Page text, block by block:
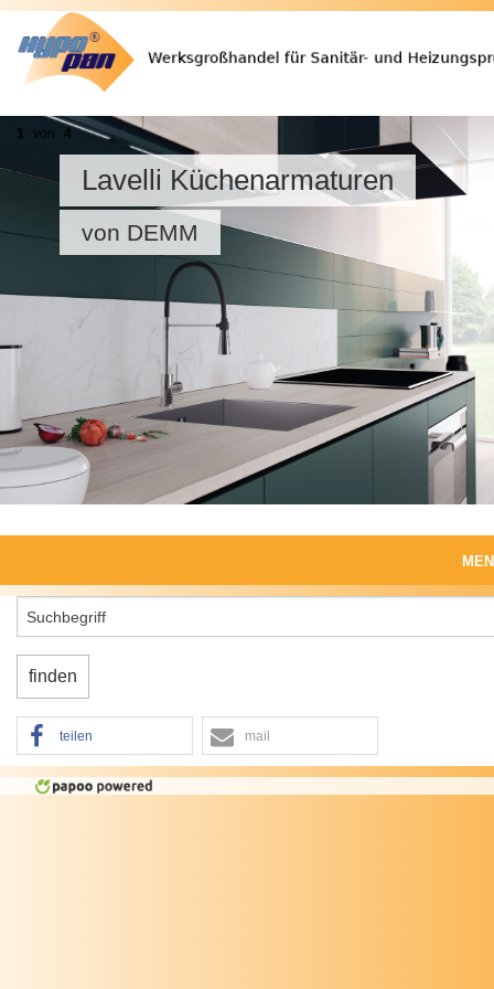
Lavelli Küchenarmaturen
von DEMM
1 von 4
Start
Produkte
Produktwelten
Leistungen
teilen mail